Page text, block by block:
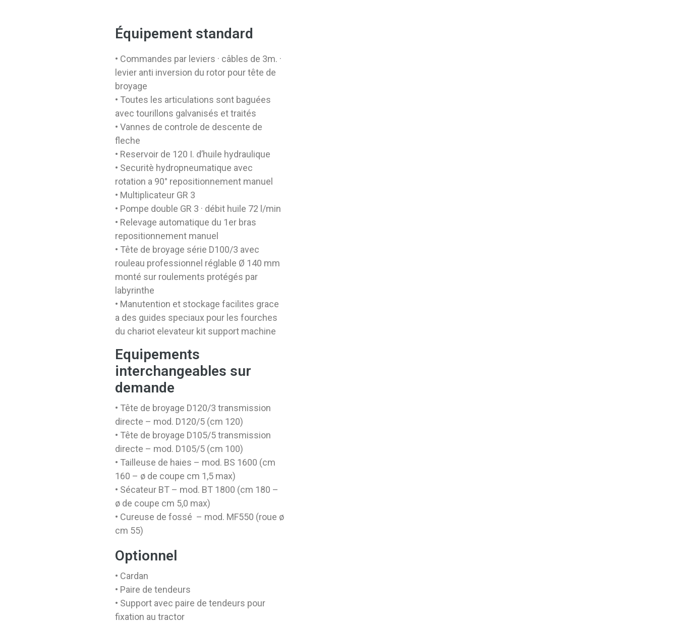
Équipement standard
• Commandes par leviers · câbles de 3m. ·
levier anti inversion du rotor pour tête de
broyage
• Toutes les articulations sont baguées
avec tourillons galvanisés et traités
• Vannes de controle de descente de
fleche
• Reservoir de 120 I. d’huile hydraulique
• Securitè hydropneumatique avec
rotation a 90° repositionnement manuel
• Multiplicateur GR 3
• Pompe double GR 3 · débit huile 72 l/min
• Relevage automatique du 1er bras
repositionnement manuel
• Tête de broyage série D100/3 avec
rouleau professionnel réglable Ø 140 mm
monté sur roulements protégés par
labyrinthe
• Manutention et stockage facilites grace
a des guides speciaux pour les fourches
du chariot elevateur kit support machine
Equipements
interchangeables sur
demande
• Tête de broyage D120/3 transmission
directe – mod. D120/5 (cm 120)
• Tête de broyage D105/5 transmission
directe – mod. D105/5 (cm 100)
• Tailleuse de haies – mod. BS 1600 (cm
160 – ø de coupe cm 1,5 max)
• Sécateur BT – mod. BT 1800 (cm 180 –
ø de coupe cm 5,0 max)
• Cureuse de fossé – mod. MF550 (roue ø
cm 55)
Optionnel
• Cardan
• Paire de tendeurs
• Support avec paire de tendeurs pour
fixation au tractor